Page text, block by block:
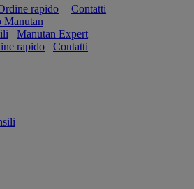
rapido Contatti
Manutan Expert
rapido
Contatti